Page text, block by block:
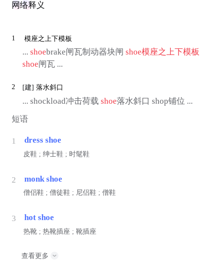
网络释义
1 模座之上下模板
... shoebrake闸瓦制动器块闸 shoe模座之上下模板
shoe闸瓦 ...
2 [建] 落水斜口
... shockload冲击荷载 shoe落水斜口 shop铺位 ...
短语
1 dress shoe
皮鞋 ; 绅士鞋 ; 时髦鞋
2 monk shoe
僧侣鞋 ; 僧徒鞋 ; 尼侣鞋 ; 僧鞋
3 hot shoe
热靴 ; 热靴插座 ; 靴插座
查看更多